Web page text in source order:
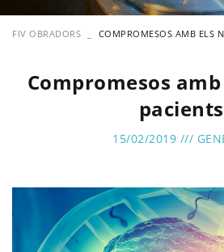
FIV OBRADORS COMPROMESOS AMB ELS
Compromesos
pacients
15/02/2019 ///